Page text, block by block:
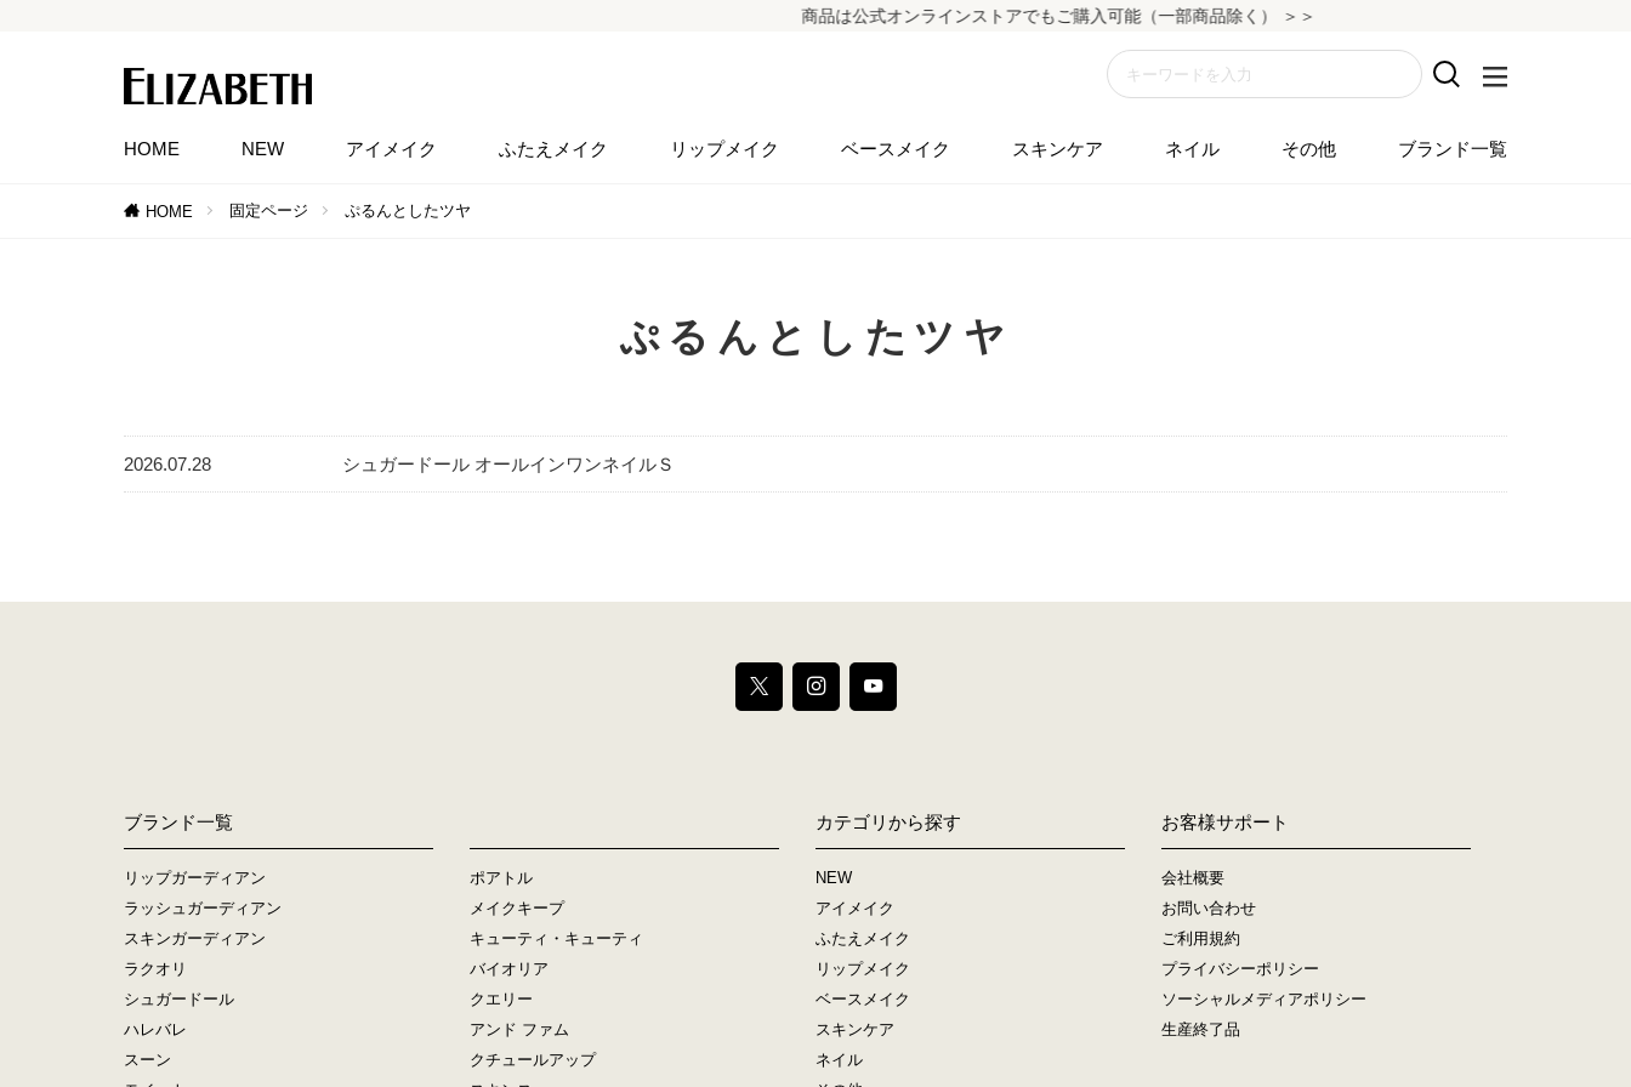
商品は公式オンラインストアでもご購入可能（一部商品除く） ＞＞
HOME NEW アイメイク ふたえメイク リップメイク ベースメイク スキンケア ネイル その他 ブランド一覧
HOME 固定ページ ぷるんとしたツヤ
ぷるんとしたツヤ
2026.07.28 シュガードール オールインワンネイルＳ
ブランド一覧
リップガーディアン
ラッシュガーディアン
スキンガーディアン
ラクオリ
シュガードール
ハレバレ
スーン
ポアトル
メイクキープ
キューティ・キューティ
バイオリア
クエリー
アンド ファム
クチュールアップ
カテゴリから探す
NEW
アイメイク
ふたえメイク
リップメイク
ベースメイク
スキンケア
ネイル
お客様サポート
会社概要
お問い合わせ
ご利用規約
プライバシーポリシー
ソーシャルメディアポリシー
生産終了品